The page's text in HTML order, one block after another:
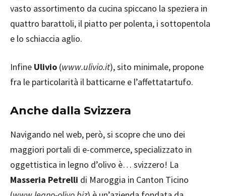
vasto assortimento da cucina spiccano la speziera in
quattro barattoli, il piatto per polenta, i sottopentola
e lo schiaccia aglio.
Infine Ulivio (www.ulivio.it), sito minimale, propone
fra le particolarità il batticarne e l’affettatartufo.
Anche dalla Svizzera
Navigando nel web, però, si scopre che uno dei
maggiori portali di e-commerce, specializzato in
oggettistica in legno d’olivo è… svizzero! La
Masseria Petrelli di Maroggia in Canton Ticino